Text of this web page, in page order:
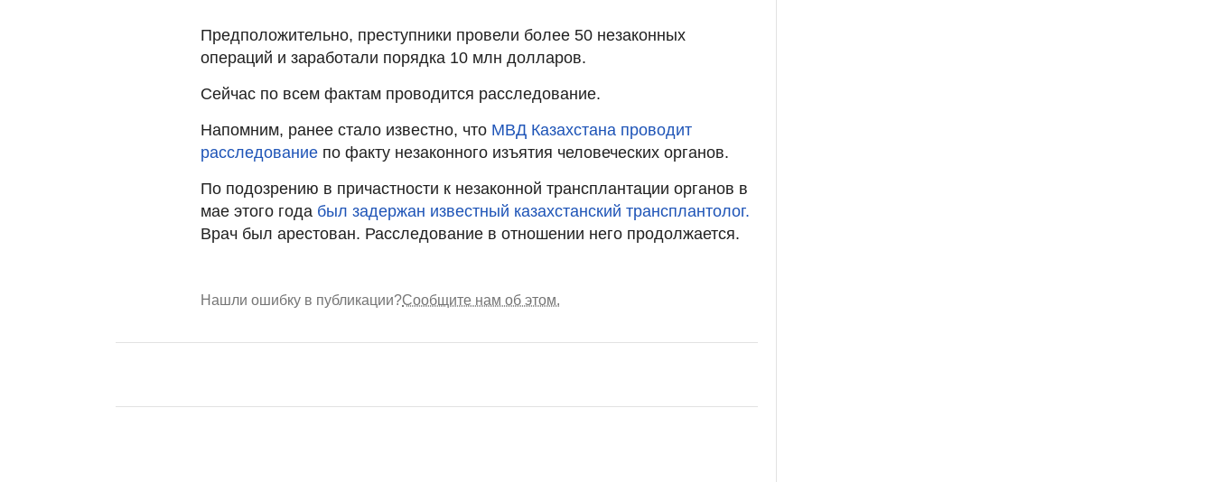
Предположительно, преступники провели более 50 незаконных
операций и заработали порядка 10 млн долларов.
Сейчас по всем фактам проводится расследование.
Напомним, ранее стало известно, что МВД Казахстана проводит
расследование по факту незаконного изъятия человеческих органов.
По подозрению в причастности к незаконной трансплантации органов в
мае этого года был задержан известный казахстанский трансплантолог.
Врач был арестован. Расследование в отношении него продолжается.
Нашли ошибку в публикации?Сообщите нам об этом.